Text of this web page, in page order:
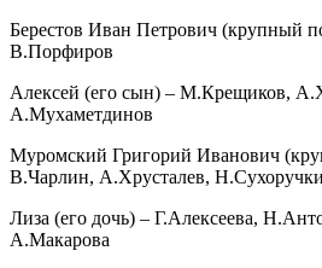
Берестов Иван Петрович (крупный
В.Порфиров
Алексей (его сын) – М.Крещиков,
А.Мухаметдинов
Муромский Григорий Иванович
В.Чарлин, А.Хрусталев,
Лиза (его дочь) – Г.Алексеева,
А.Макарова